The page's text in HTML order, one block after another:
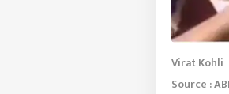
Virat Kohli
Source :